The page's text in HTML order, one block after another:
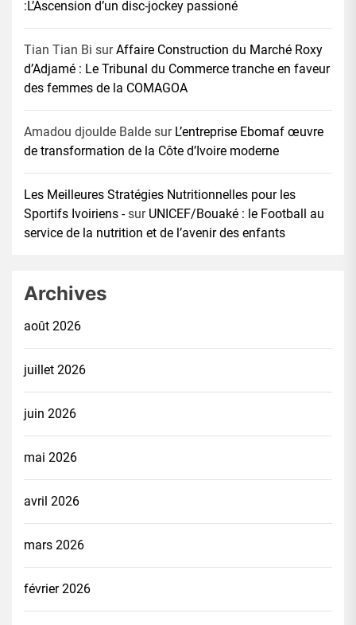
:L’Ascension d’un disc-jockey passioné
Tian Tian Bi surAffaire Construction du Marché Roxy
d’Adjamé : Le Tribunal du Commerce tranche en faveur
des femmes de la COMAGOA
Amadou djoulde Balde sur L’entreprise Ebomaf œuvre
de transformation de la Côte d’Ivoire moderne
Les Meilleures Stratégies Nutritionnelles pour les
Sportifs Ivoiriens -sur UNICEF/Bouaké : le Football au
service de la nutrition et de l’avenir des enfants
Archives
août 2026
juillet 2026
juin 2026
mai 2026
avril 2026
mars 2026
février 2026